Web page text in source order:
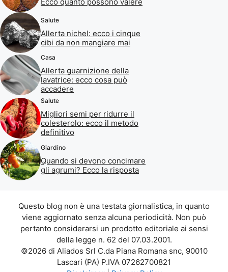
Salute
Allerta nichel: ecco i cinque
cibi da non mangiare mai
Casa
Allerta guarnizione della
lavatrice: ecco cosa può
accadere
Salute
Migliori semi per ridurre il
colesterolo: ecco il metodo
definitivo
Giardino
Quando si devono concimare
gli agrumi? Ecco la risposta
Questo blog non è una testata giornalistica, in quanto
viene aggiornato senza alcuna periodicità. Non può
pertanto considerarsi un prodotto editoriale ai sensi
della legge n. 62 del 07.03.2001.
©2026 di Aliados Srl C.da Piana Romana snc, 90010
Lascari (PA) P.IVA 07262700821